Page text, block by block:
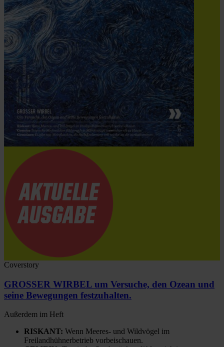
Coverstory
GROSSER WIRBEL um Versuche, den Ozean und
seine Bewegungen festzuhalten.
Außerdem im Heft
RISKANT: Wenn Meeres- und Wildvögel im
Freilandhühnerbetrieb vorbeischauen.